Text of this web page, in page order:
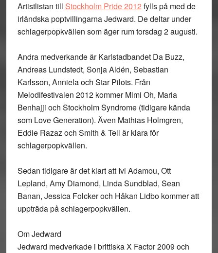
Artistlistan till Stockholm Pride 2012 fylls på med de
irländska poptvillingarna Jedward. De deltar under
schlagerpopkvällen som äger rum torsdag 2 augusti.
Andra medverkande är Karlstadbandet Da Buzz,
Andreas Lundstedt, Sonja Aldén, Sebastian
Karlsson, Anniela och Star Pilots. Från
Melodifestivalen 2012 kommer Mimi Oh, Maria
Benhajji och Stockholm Syndrome (tidigare kända
som Love Generation). Även Mathias Holmgren,
Eddie Razaz och Smith & Tell är klara för
schlagerpopkvällen.
Sedan tidigare är det klart att Ivi Adamou, Ott
Lepland, Amy Diamond, Linda Sundblad, Sean
Banan, Jessica Folcker och Håkan Lidbo kommer att
uppträda på schlagerpopkvällen.
Om Jedward
Jedward medverkade i brittiska X Factor 2009 och